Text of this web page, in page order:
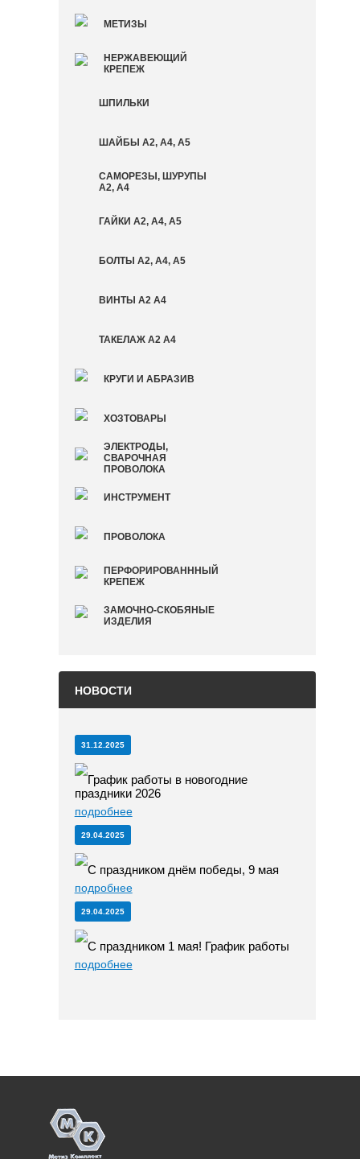
МЕТИЗЫ
НЕРЖАВЕЮЩИЙ
КРЕПЕЖ
ШПИЛЬКИ
ШАЙБЫ А2, А4, А5
САМОРЕЗЫ, ШУРУПЫ
А2, А4
ГАЙКИ А2, А4, А5
БОЛТЫ А2, А4, А5
ВИНТЫ А2 А4
ТАКЕЛАЖ А2 А4
КРУГИ И АБРАЗИВ
ХОЗТОВАРЫ
ЭЛЕКТРОДЫ,
СВАРОЧНАЯ
ПРОВОЛОКА
ИНСТРУМЕНТ
ПРОВОЛОКА
ПЕРФОРИРОВАНННЫЙ
КРЕПЕЖ
ЗАМОЧНО-СКОБЯНЫЕ
ИЗДЕЛИЯ
НОВОСТИ
31.12.2025
График работы в новогодние
праздники 2026
подробнее
29.04.2025
С праздником днём победы, 9 мая
подробнее
29.04.2025
С праздником 1 мая! График работы
подробнее